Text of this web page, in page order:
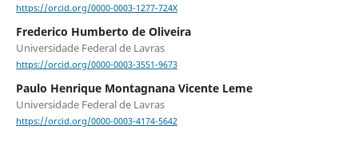
https://orcid.org/0000-0003-1277-724X
Frederico Humberto de Oliveira
Universidade Federal de Lavras
https://orcid.org/0000-0003-3551-9673
Paulo Henrique Montagnana Vicente Leme
Universidade Federal de Lavras
https://orcid.org/0000-0003-4174-5642